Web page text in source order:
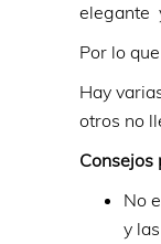
elegante
Por lo
Hay
otros no
Consejos
No
y